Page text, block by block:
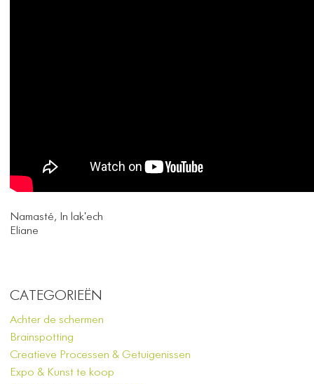
Namasté, In lak'ech
Eliane
CATEGORIEËN
Achter de schermen
Brainspotting
Creatieve Processen & Getuigenissen
Expo & Kunst te koop